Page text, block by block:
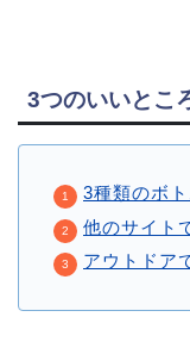
3つのいいとこ
3種類のボ
他のサイト
アウトドア